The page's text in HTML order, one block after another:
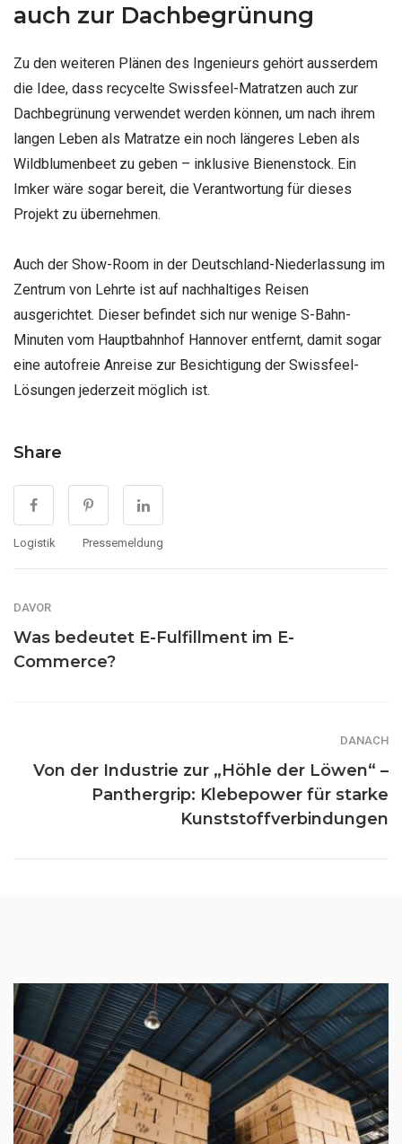
auch zur Dachbegrünung
Zu den weiteren Plänen des Ingenieurs gehört ausserdem
die Idee, dass recycelte Swissfeel-Matratzen auch zur
Dachbegrünung verwendet werden können, um nach ihrem
langen Leben als Matratze ein noch längeres Leben als
Wildblumenbeet zu geben – inklusive Bienenstock. Ein
Imker wäre sogar bereit, die Verantwortung für dieses
Projekt zu übernehmen.
Auch der Show-Room in der Deutschland-Niederlassung im
Zentrum von Lehrte ist auf nachhaltiges Reisen
ausgerichtet. Dieser befindet sich nur wenige S-Bahn-
Minuten vom Hauptbahnhof Hannover entfernt, damit sogar
eine autofreie Anreise zur Besichtigung der Swissfeel-
Lösungen jederzeit möglich ist.
Share
Logistik Pressemeldung
DAVOR
Was bedeutet E-Fulfillment im E-
Commerce?
DANACH
Von der Industrie zur „Höhle der Löwen“ –
Panthergrip: Klebepower für starke
Kunststoffverbindungen